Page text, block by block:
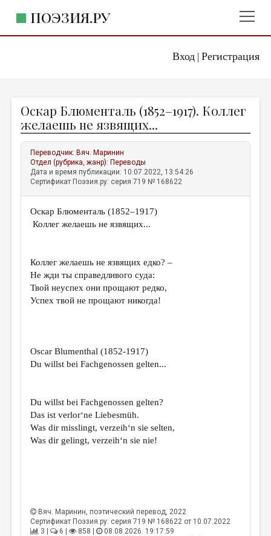
Вход| Регистрация
ПОЭЗИЯ.РУ
ЖАНРЫ
АВТОРЫ
КОММЕНТАРИИ
ЛИТСАЛОН
ПРАВИЛА САЙТА
ИЗБРАННОЕ
ДАЙДЖЕСТ
КОНКУРСЫ
ОБЗОР ЛИТЕРАТУРЫ
СТРАНИЦЫ ПАМЯТИ
ОТ РЕДАКЦИИ
Оскар Блюменталь (1852–1917). Коллег
желаешь не язвящих...
Переводчик: Вяч. Маринин
Отдел (рубрика, жанр): Переводы
Дата и время публикации: 10.07.2022, 13:54:26
Сертификат Поэзия.ру: серия 719 № 168622
Оскар Блюменталь (1852–1917)
Коллег желаешь не язвящих...
Коллег желаешь не язвящих едко? –
Не жди ты справедливого суда:
Твой неуспех они прощают редко,
Успех твой не прощают никогда!
Oscar Blumenthal (1852-1917)
Du willst bei Fachgenossen gelten...
Du willst bei Fachgenossen gelten?
Das ist verlor‘ne Liebesmüh.
Was dir misslingt, verzeih‘n sie selten,
Was dir gelingt, verzeih‘n sie nie!
Вяч. Маринин, поэтический перевод, 2022
Сертификат Поэзия.ру: серия 719 № 168622 от 10.07.2022
3 |
6 | 858 |
08.08.2026. 19:17:59